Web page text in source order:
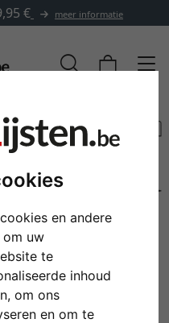
en andere
uw
te
inhoud
om ons
en om te
€ meer informatie